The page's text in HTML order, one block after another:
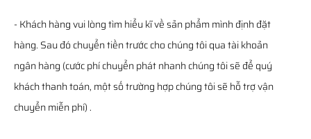
- Khách hàng vui lòng tìm hiểu kĩ về sản phẩm mình định đặt
hàng. Sau đó chuyển tiền trước cho chúng tôi qua tài khoản
ngân hàng (cước phí chuyển phát nhanh chúng tôi sẽ để quý
khách thanh toán, một số trường hợp chúng tôi sẽ hỗ trợ vận
chuyển miễn phí) .